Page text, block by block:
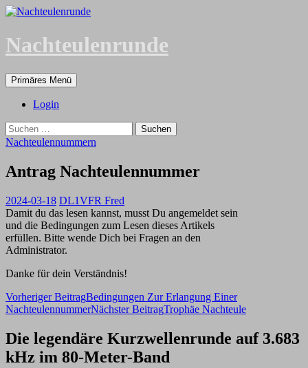
Zum
springen
Nachteulenrunde
Suchen
Primäres Menü
Login
Suchen
nach:
Nachteulennummern
Antrag Nachteulennummer
2024-03-18 DL1VFR Fred
Damit du das lesen kannst, musst Du angemeldet sein
und die Bedingungen zum Lesen dieses Artikels
erfüllen. Bitte wende Dich bei Fragen an den
Administrator.
Danke für dein Verständnis!
Beitragsnavigation
Vorheriger BeitragBedingungen Zur Erlangung Einer
NachteulennummerNächster BeitragTrophäe Nachteule
Die legendäre Kurzwellenrunde auf 3.683
kHz im 80-Meter-Band